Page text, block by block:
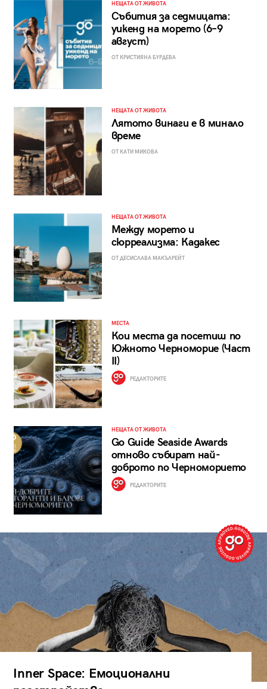
НЕЩАТА ОТ ЖИВОТА
Събития за седмицата:
уикенд на морето (6–9
август)
ОТ КРИСТИЯНА БУРДЕВА
НЕЩАТА ОТ ЖИВОТА
Лятото винаги е в минало
време
ОТ КАТИ МИКОВА
НЕЩАТА ОТ ЖИВОТА
Между морето и
сюрреализма: Кадакес
ОТ ДЕСИСЛАВА МАКЪЛРЕЙТ
МЕСТА
Кои места да посетиш по
Южното Черноморие (Част
II)
РЕДАКТОРИТЕ
НЕЩАТА ОТ ЖИВОТА
Go Guide Seaside Awards
отново събират най-
доброто по Черноморието
РЕДАКТОРИТЕ
Inner Space: Емоционални